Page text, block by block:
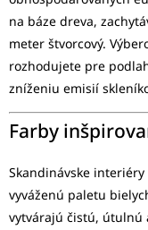
na báze dreva,
meter štvorcový.
rozhodujete pre
zníženiu emisií
Farby
Skandinávske
vyváženú paletu
vytvárajú čistú, útulnú